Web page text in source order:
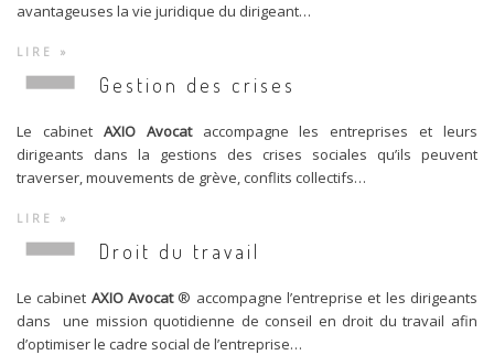
avantageuses la vie juridique du dirigeant…
LIRE »
Gestion des crises
Le cabinet AXIO Avocataccompagne les entreprises et leurs
dirigeants dans la gestions des crises sociales qu’ils peuvent
traverser, mouvements de grève, conflits collectifs…
LIRE »
Droit du travail
Le cabinet AXIO Avocat® accompagne l’entreprise et les dirigeants
dans une mission quotidienne de conseil en droit du travail afin
d’optimiser le cadre social de l’entreprise…